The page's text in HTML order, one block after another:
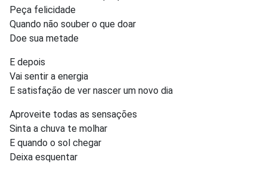
Peça felicidade
Quando não souber o que doar
Doe sua metade
E depois
Vai sentir a energia
E satisfação de ver nascer um novo dia
Aproveite todas as sensações
Sinta a chuva te molhar
E quando o sol chegar
Deixa esquentar